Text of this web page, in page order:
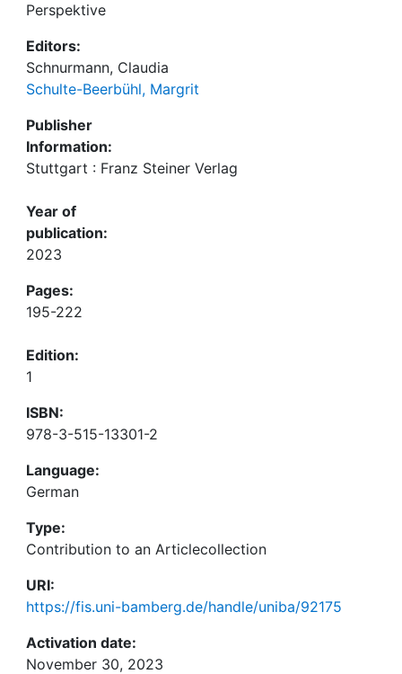
Perspektive
Editors:
Schnurmann, Claudia
Schulte-Beerbühl, Margrit
Publisher
Information:
Stuttgart : Franz Steiner Verlag
Year of
publication:
2023
Pages:
195-222
Edition:
1
ISBN:
978-3-515-13301-2
Language:
German
Type:
Contribution to an Articlecollection
URI:
https://fis.uni-bamberg.de/handle/uniba/92175
Activation date:
November 30, 2023